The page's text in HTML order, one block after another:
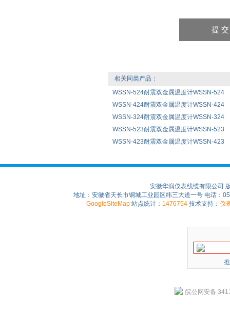
相关同类产品：
WSSN-524耐震双金属温度计WSSN-524
WSSN-424耐震双金属温度计WSSN-424
WSSN-324耐震双金属温度计WSSN-324
WSSN-523耐震双金属温度计WSSN-523
WSSN-423耐震双金属温度计WSSN-423
安徽华润仪表线缆有限公司
地址：安徽省天长市铜城工业园区纬三大道一号 电话：
GoogleSiteMap 站点统计： 1476754 技术支持： 仪
皖公网安备